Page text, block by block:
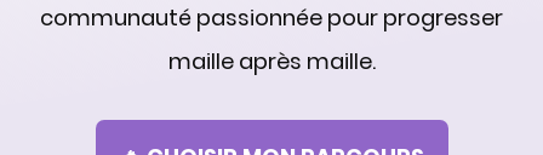
communauté passionnée pour progresser
maille après maille.